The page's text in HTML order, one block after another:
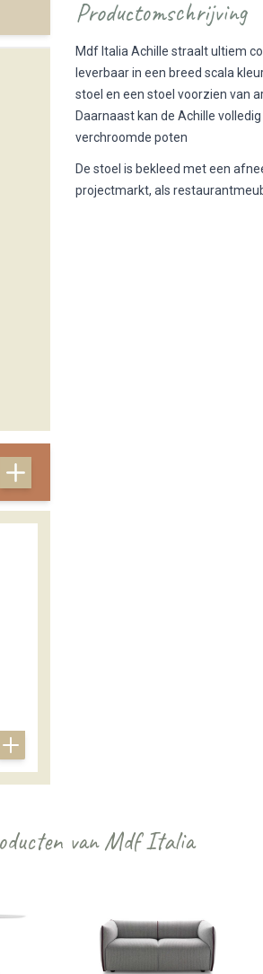
Productomschrijving
Mdf Italia Achille straalt ultiem
leverbaar in een breed scala
stoel en een stoel voorzien van
Daarnaast kan de Achille
verchroomde poten
De stoel is bekleed met een
projectmarkt, als
van Mdf Italia